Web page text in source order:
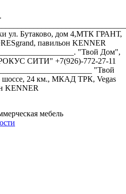
ул. Бутаково, дом 4,МТК ГРАНТ,
павильон KENNER
"Твой Дом",
СИТИ" +7(926)-772-27-11
"Твой
шоссе, 24 км., МКАД ТРК, Vegas
KENNER
мебель